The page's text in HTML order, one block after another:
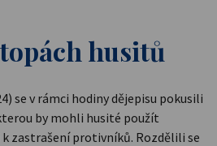
husitů
se v rámci hodiny dějepisu pokusili
by mohli husité použít
zastrašení protivníků. Rozdělili se